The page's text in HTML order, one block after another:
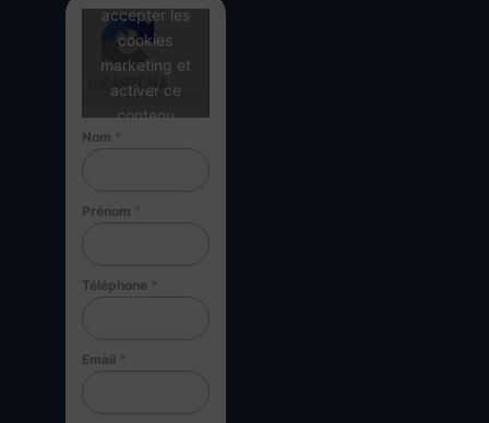
accepter les
cookies
marketing et
activer ce
contenu
Nom *
Prénom *
Téléphone *
Email *